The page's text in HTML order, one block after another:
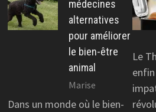
médecines
alternatives
pour améliorer
le bien-être
animal
Marise
Dans un monde où le bien-
Le